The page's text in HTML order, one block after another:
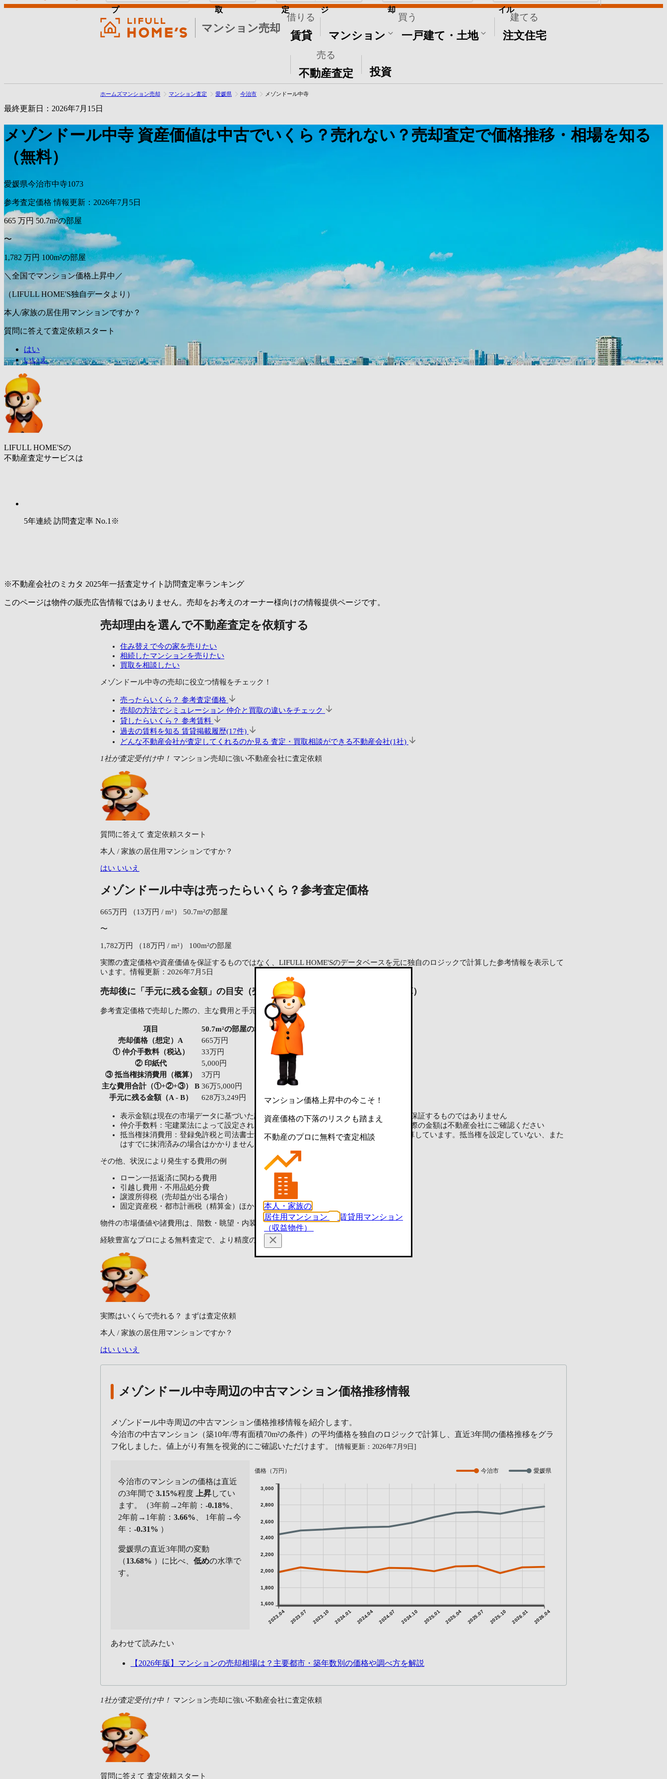
マンション売却
借りる
賃貸
買う
マンション 一戸建て・土地
建てる
注文住宅
売る
不動産査定
その他
投資
プ 取 定 ジ 却 イル
ホームズマンション売却 マンション査定 愛媛県 今治市 メゾンドール中寺
最終更新日：2026年7月15日
メゾンドール中寺 資産価値は中古でいくら？売れない？売却査定で価格推移・相場を知る
（無料）
愛媛県今治市中寺1073
参考査定価格 情報更新：2026年7月5日
665 万円 50.7m²の部屋
〜
1,782 万円 100m²の部屋
＼全国でマンション価格上昇中／
（LIFULL HOME'S独自データより）
本人/家族の居住用マンションですか？
質問に答えて査定依頼スタート
はい
いいえ
LIFULL HOME'Sの
不動産査定サービスは
5年連続 訪問査定率 No.1 ※
※不動産会社のミカタ 2025年一括査定サイト訪問査定率ランキング
このページは物件の販売広告情報ではありません。売却をお考えのオーナー様向けの情報提供ページです。
売却理由を選んで不動産査定を依頼する
住み替えで今の家を売りたい
相続したマンションを売りたい
買取を相談したい
メゾンドール中寺の売却に役立つ情報をチェック！
売ったらいくら？ 参考査定価格
売却の方法でシミュレーション 仲介と買取の違いをチェック
貸したらいくら？ 参考賃料
過去の賃料を知る 賃貸掲載履歴(17件)
どんな不動産会社が査定してくれるのか見る 査定・買取相談ができる不動産会社(1社)
1社が査定受付け中！ マンション売却に強い不動産会社に査定依頼
質問に答えて 査定依頼スタート
本人 / 家族の居住用マンションですか？
はい いいえ
メゾンドール中寺は売ったらいくら？ 参考査定価格
665万円 （13万円 / m²） 50.7m²の部屋
〜
1,782万円 （18万円 / m²） 100m²の部屋
実際の査定価格や資産価値を保証するものではなく、LIFULL HOME'Sのデータベースを元に独自のロジックで計算した参考情報を表示して
います。情報更新：2026年7月5日
売却後に「手元に残る金額」の目安（売却にかかる主な費用を差し引いた試算）
参考査定価格で売却した際の、主な費用と手元に残る金額の試算です。
項目 50.7m²の部屋の場合
100m²の部屋の場合
売却価格（想定）A
665万円
1,782万円
① 仲介手数料（税込）
33万円
65万4,060円
② 印紙代
5,000円
1万円
③ 抵当権抹消費用（概算）
3万円
3万円
主な費用合計（①+②+③） B 36万5,000円
69万4,060円
手元に残る金額（A - B）
628万3,249円 1,712万1,148円
表示金額は現在の市場データに基づいた試算であり、実際にお客様の手元に残る金額を保証するものではありません
仲介手数料：宅建業法によって設定された上限金額（消費税込）で試算しています。実際の金額は不動産会社にご確認ください
抵当権抹消費用：登録免許税と司法書士報酬の合計で2〜3万円が一般的で、3万円で試算しています。抵当権を設定していない、また
はすでに抹消済みの場合はかかりません
その他、状況により発生する費用の例
ローン一括返済に関わる費用
引越し費用・不用品処分費
譲渡所得税（売却益が出る場合）
固定資産税・都市計画税（精算金）ほか
物件の市場価値や諸費用は、階数・眺望・内装の状態や状況によって大きく変動します。
経験豊富なプロによる無料査定で、より精度の高い価格を知ることができます。
実際はいくらで売れる？ まずは査定依頼
本人 / 家族の居住用マンションですか？
はい いいえ
メゾンドール中寺周辺の中古マンション価格推移情報
メゾンドール中寺周辺の中古マンション価格推移情報を紹介します。
今治市の中古マンション（築10年/専有面積70m²の条件）の平均価格を独自のロジックで計算し、直近3年間の価格推移をグラ
フ化しました。値上がり有無を視覚的にご確認いただけます。
[情報更新：2026年7月9日]
今治市のマンションの価格は直近
の3年間で 3.15%程度 上昇してい
ます。（3年前→2年前： -0.18%、
2年前→1年前： 3.66%、 1年前→今
年： -0.31% ）
愛媛県の直近3年間の変動
（13.68% ）に比べ、 低めの水準で
す。
価格（万円） 今治市 愛媛県
2023.04 2023.07 2023.10 2024.01 2024.04 2024.07 2024.10 2025.01 2025.04 2025.07 2025.10 2026.01 2026.04
1,600
1,800
2,000
2,200
2,400
2,600
2,800
3,000
あわせて読みたい
【2026年版】マンションの売却相場は？主要都市・築年数別の価格や調べ方を解説
1社が査定受付け中！ マンション売却に強い不動産会社に査定依頼
質問に答えて 査定依頼スタート
マンション価格上昇中の今こそ！
資産価格の下落のリスクも踏まえ
不動産のプロに無料で査定相談
本人・家族の
居住用マンション
賃貸用マンション
（収益物件）